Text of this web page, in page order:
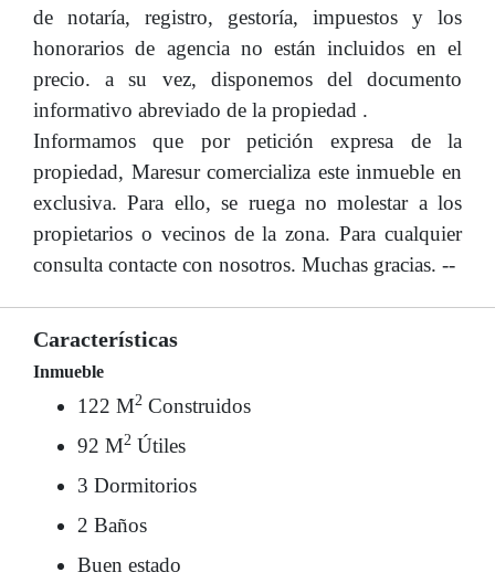
de notaría, registro, gestoría, impuestos y los
honorarios de agencia no están incluidos en el
precio. a su vez, disponemos del documento
informativo abreviado de la propiedad .
Informamos que por petición expresa de la
propiedad, Maresur comercializa este inmueble en
exclusiva. Para ello, se ruega no molestar a los
propietarios o vecinos de la zona. Para cualquier
consulta contacte con nosotros. Muchas gracias. --
Características
Inmueble
122 M2 Construidos
92 M2 Útiles
3 Dormitorios
2 Baños
Buen estado